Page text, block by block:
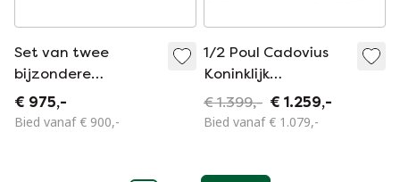
Set van twee
bijzondere
Constant
Nieuwenhuis
€ 975,-
Bied vanaf € 900,-
1/2 Poul Cadovius
Koninklijk
Reksysteem Mid
Century Teakhout
€ 1.399,- € 1.259,-
Bied vanaf € 1.079,-